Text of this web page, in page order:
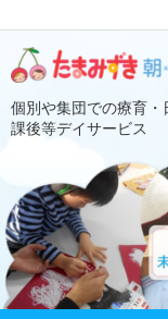
個別や集団での療育
課後等デイサービス